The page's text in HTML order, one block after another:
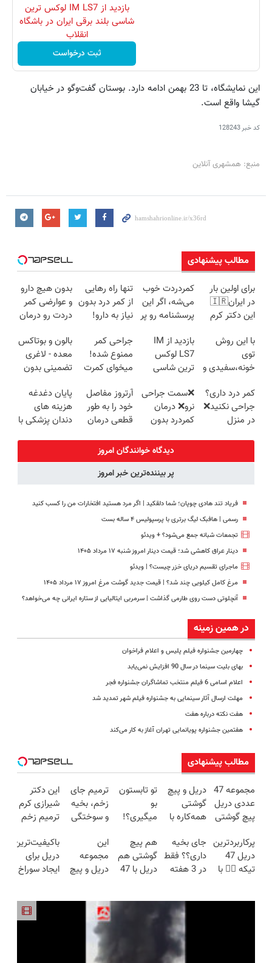
بازدید از IM LS7 لوکس ترین
شاسی بلند برقی ایران در باشگاه
انقلاب
ثبت درخواست
این نمایشگاه، تا 23 بهمن ادامه دارد. بوستان گفت‌وگو در خیابان
گیشا واقع است.
کد خبر128243
منبع: همشهری آنلاین
مطالب پیشنهادی
برای اولین بار
در ایران🇮🇷
این دکتر کرم
روزه ساخت!
کمردردت خوب
می‌شه، اگر این
پرسشنامه رو پر
تنها راه رهایی
از کمر درد بدون
نیاز به دارو!
بدون هیچ دارو
و عوارضی کمر
دردت رو درمان
(پرسش‌نامه)
با این روش
توی
خونه،سفیدی و
برگردون
(40%off)
بازدید از IM
LS7 لوکس
ترین شاسی
در باشگاه
انقلاب
جراحی کمر
ممنوع شده!
میخوای کمرت
درمان کنی؟
((پرسش‌نامه))
بالون و بوتاکس
معده - لاغری
تضمینی بدون
کمر درد داری؟
جراحی نکنید❌
در منزل
❌سمت جراحی
نرو❌ درمان
کمردرد بدون
آرتروز مفاصل
خود را به طور
قطعی درمان
◗پرسش‌نامه◖
پایان دغدغه
هزینه های
دندان پزشکی با
دیدگاه خوانندگان امروز
پر بیننده‌ترین خبر امروز
فریاد تند هادی چوپان؛‌ شما دلقکید | اگر مرد هستید افتخارات من را کسب کنید
رسمی | هافبک لیگ برتری با پرسپولیس ۴ ساله بست
تجمعات شبانه جمع می‌شود؟ + ویدئو
دینار عراق کاهشی شد؛ قیمت دینار امروز شنبه ۱۷ مرداد ۱۴۰۵
ماجرای تقسیم دریای خزر چیست؟ | ویدئو
مرغ کامل کیلویی چند شد؟ | قیمت جدید گوشت مرغ امروز ۱۷ مرداد ۱۴۰۵
آنچلوتی دست روی طارمی گذاشت | سرمربی ایتالیایی از ستاره ایرانی چه می‌خواهد؟
در همین زمینه
چهارمین جشنواره فیلم پلیس و اعلام فراخوان
بهای بلیت سینما در سال 90 افزایش نمی‌یابد
اعلام اسامی 6 فیلم منتخب تماشاگران جشنواره فجر
مهلت ارسال آثار سینمایی به جشنواره فیلم شهر تمدید شد
هفت نکته درباره هفت
هفتمین جشنواره پویانمایی تهران آغاز به کار می‌کند
مطالب پیشنهادی
مجموعه 47
عددی دریل
پیچ گوشتی
(تخفیف به
مدت
محدود)
دریل و پیچ
گوشتی
همه‌کاره با
هوشمند ⚙️
(نصف
قیمت بازار
تو تابستون
بو
میگیری؟!
برای
همیشه
درمانش کن
ترمیم جای
زخم، بخیه
و سوختگی
هفته!!😍
این دکتر
شیرازی کرم
ترمیم زخم
ساخت!!!
پرکاربردترین
دریل 47
تیکه 👈🏻 با
جای بخیه
داری؟؟ فقط
در 3 هفته
هم پیچ
گوشتی هم
دریل با 47
تخفیف داره
بخرش!🔥
این
مجموعه
دریل و پیچ
نصف قیمت
بخر!😉
باکیفیت‌ترین
دریل برای
ایجاد سوراخ